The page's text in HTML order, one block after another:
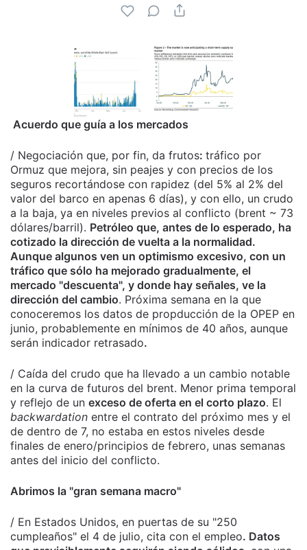
Acuerdo que guía a los mercados
/ Negociación que, por fin, da frutos: tráfico por
Ormuz que mejora, sin peajes y con precios de los
seguros recortándose con rapidez (del 5% al 2% del
valor del barco en apenas 6 días), y con ello, un crudo
a la baja, ya en niveles previos al conflicto (brent ~ 73
dólares/barril). Petróleo que, antes de lo esperado, ha
cotizado la dirección de vuelta a la normalidad.
Aunque algunos ven un optimismo excesivo, con un
tráfico que sólo ha mejorado gradualmente, el
mercado "descuenta", y donde hay señales, ve la
dirección del cambio. Próxima semana en la que
conoceremos los datos de propducción de la OPEP en
junio, probablemente en mínimos de 40 años, aunque
serán indicador retrasado.
/ Caída del crudo que ha llevado a un cambio notable
en la curva de futuros del brent. Menor prima temporal
y reflejo de un exceso de oferta en el corto plazo. El
backwardation entre el contrato del próximo mes y el
de dentro de 7, no estaba en estos niveles desde
finales de enero/principios de febrero, unas semanas
antes del inicio del conflicto.
Abrimos la "gran semana macro"
/ En Estados Unidos, en puertas de su "250
cumpleaños" el 4 de julio, cita con el empleo. Datos